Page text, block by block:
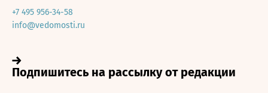
+7 495 956-34-58
info@vedomosti.ru